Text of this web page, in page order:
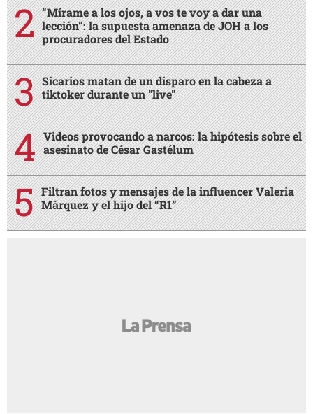
“Mírame a los ojos, a vos te voy a dar una
lección”: la supuesta amenaza de JOH a los
procuradores del Estado
Sicarios matan de un disparo en la cabeza a
tiktoker durante un "live"
Videos provocando a narcos: la hipótesis sobre el
asesinato de César Gastélum
Filtran fotos y mensajes de la influencer Valeria
Márquez y el hijo del “R1”